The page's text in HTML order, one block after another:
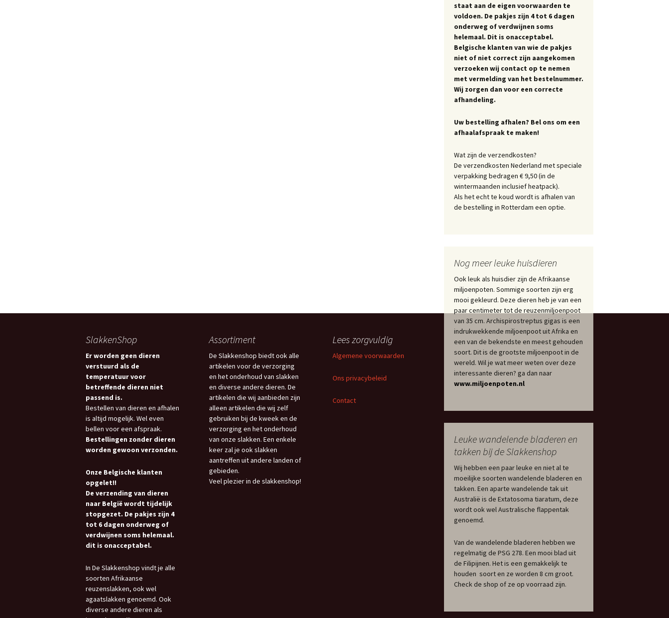
staat aan de eigen voorwaarden te
voldoen. De pakjes zijn 4 tot 6 dagen
onderweg of verdwijnen soms
helemaal. Dit is onacceptabel.
Belgische klanten van wie de pakjes
niet of niet correct zijn aangekomen
verzoeken wij contact op te nemen
met vermelding van het bestelnummer.
Wij zorgen dan voor een correcte
afhandeling.
Uw bestelling afhalen? Bel ons om een
afhaalafspraak te maken!
Wat zijn de verzendkosten?
De verzendkosten Nederland met speciale
verpakking bedragen € 9,50 (in de
wintermaanden inclusief heatpack).
Als het echt te koud wordt is afhalen van
de bestelling in Rotterdam een optie.
Nog meer leuke huisdieren
Ook leuk als huisdier zijn de Afrikaanse
miljoenpoten. Sommige soorten zijn erg
mooi gekleurd. Deze dieren heb je van een
paar centimeter tot de reuzenmiljoenpoot
van 35 cm. Archispirostreptus gigas is een
indrukwekkende miljoenpoot uit Afrika en
een van de bekendste en meest gehouden
soort. Dit is de grootste miljoenpoot in de
wereld. Wil je wat meer weten over deze
interessante dieren? ga dan naar
www.miljoenpoten.nl
Leuke wandelende bladeren en
takken bij de Slakkenshop
Wij hebben een paar leuke en niet al te
moeilijke soorten wandelende bladeren en
takken. Een aparte wandelende tak uit
Australië is de Extatosoma tiaratum, deze
wordt ook wel Australische flappentak
genoemd.
Van de wandelende bladeren hebben we
regelmatig de PSG 278. Een mooi blad uit
de Filipijnen. Het is een gemakkelijk te
houden soort en ze worden 8 cm groot.
Check de shop of ze op voorraad zijn.
SlakkenShop
Er worden geen dieren
verstuurd als de
temperatuur voor
betreffende dieren niet
passend is.
Bestellen van dieren en afhalen
is altijd mogelijk. Wel even
bellen voor een afspraak.
Bestellingen zonder dieren
worden gewoon verzonden.
Onze Belgische klanten
opgelet!!
De verzending van dieren
naar België wordt tijdelijk
stopgezet. De pakjes zijn 4
tot 6 dagen onderweg of
verdwijnen soms helemaal.
dit is onacceptabel.
In De Slakkenshop vindt je alle
soorten Afrikaanse
reuzenslakken, ook wel
agaatslakken genoemd. Ook
diverse andere dieren als
Assortiment
De Slakkenshop biedt ook alle
artikelen voor de verzorging
en het onderhoud van slakken
en diverse andere dieren. De
artikelen die wij aanbieden zijn
alleen artikelen die wij zelf
gebruiken bij de kweek en de
verzorging en het onderhoud
van onze slakken. Een enkele
keer zal je ook slakken
aantreffen uit andere landen of
gebieden.
Veel plezier in de slakkenshop!
Lees zorgvuldig
Algemene voorwaarden
Ons privacybeleid
Contact